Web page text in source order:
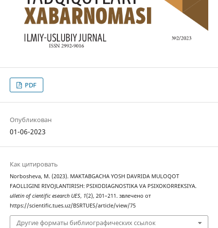
PDF
Опубликован
01-06-2023
Как цитировать
Norbosheva, M. (2023). MAKTABGACHA YOSH DAVRIDA MULOQOT
FAOLLIGINI RIVOJLANTIRISH: PSIXODIAGNOSTIKA VA PSIXOKORREKSIYA.
ulletin of cientific esearch UES, 1(2), 201–211. звлечено от
https://scientific.tues.uz/BSRTUES/article/view/75
Другие форматы библиографических ссылок